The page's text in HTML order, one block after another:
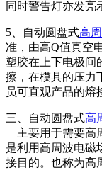
同时警告灯亦发亮
5、自动圆盘式高
准，由高Q值真空
塑胶在上下电极间
擦，在模具的压力
员可直观产品的熔
三、自动圆盘式高
主要用于需要高
是利用高周波电磁
接目的。也称为高